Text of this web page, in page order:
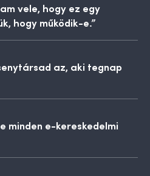
vele, hogy ez egy
hogy működik-e.”
az, aki tegnap
minden e-kereskedelmi